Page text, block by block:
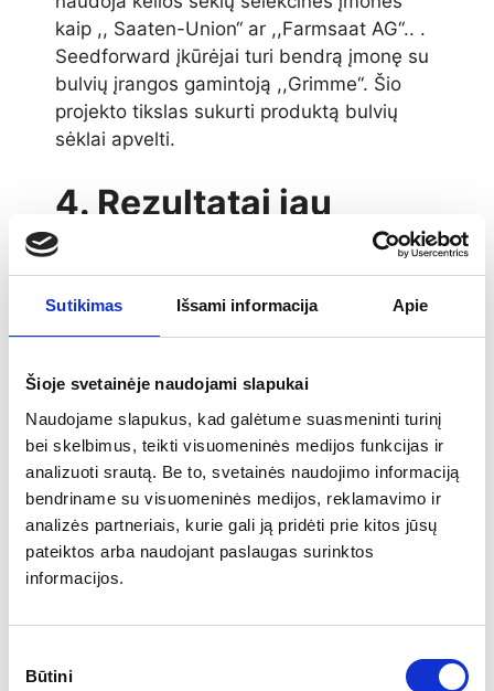
Sutikimas Išsami informacija Apie
Šioje svetainėje naudojami slapukai
Naudojame slapukus, kad galėtume suasmeninti turinį
bei skelbimus, teikti visuomeninės medijos funkcijas ir
analizuoti srautą. Be to, svetainės naudojimo informaciją
bendriname su visuomeninės medijos, reklamavimo ir
analizės partneriais, kurie gali ją pridėti prie kitos jūsų
pateiktos arba naudojant paslaugas surinktos
informacijos.
pasirinkimas
Būtini
kaip ,, Saaten-Union‘‘ ar ,,Farmsaat AG‘‘.. .
Seedforward įkūrėjai turi bendrą įmonę su
bulvių įrangos gamintoją ,,Grimme‘‘. Šio
projekto tikslas sukurti produktą bulvių
sėklai apvelti.
4. Rezultatai jau
pirmaisiais metais
Kartais teigiama jog neįmanoma įvertinti
atveju pateikiamas argumentas jog tai
ilgalaikė investicija į dirvožemį, kurią yra
sunku pamatuot.. Su ,,Seedforward
produktais‘‘ galima tikėtis rezultatų jau
pirmaisiais metais (2 pav.)